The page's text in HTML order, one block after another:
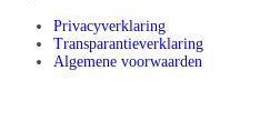
Privacyverklaring
Transparantieverklaring
Algemene voorwaarden